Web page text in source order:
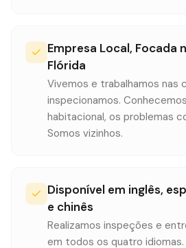
Empresa Local, Focada
Flórida
Vivemos e trabalhamos nas
inspecionamos.
habitacional, os problemas
Somos vizinhos.
Disponível em inglês,
e chinês
Realizamos inspeções e
em todos os quatro